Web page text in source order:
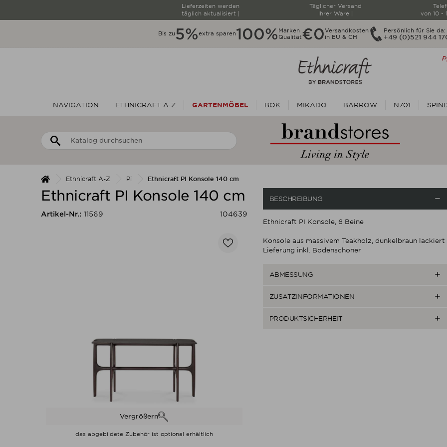
Lieferzeiten werden
täglich aktualisiert |
Täglicher Versand
Ihrer Ware |
von 10 -
Bis zu 5%extra sparen100% Marken
Qualität€0Versandkosten
in EU & CH
Persönlich für Sie da:
+49 (0)521 944
NAVIGATION ETHNICRAFT A-Z GARTENMÖBEL BOK MIKADO BARROW N701
Ethnicraft A-Z Pi Ethnicraft PI Konsole 140 cm
Ethnicraft PI Konsole 140 cm
Artikel-Nr.: 11569 104639
Vergrößern
das abgebildete Zubehör ist optional erhältlich
BESCHREIBUNG 
Ethnicraft PI Konsole, 6 Beine
Konsole aus massivem Teakholz, dunkelbraun lackiert
Lieferung inkl. Bodenschoner
ABMESSUNG 
ZUSATZINFORMATIONEN 
PRODUKTSICHERHEIT 